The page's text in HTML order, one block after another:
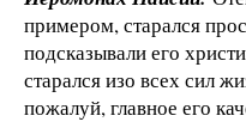
примером, старался
подсказывали его
старался изо всех сил
пожалуй, главное его